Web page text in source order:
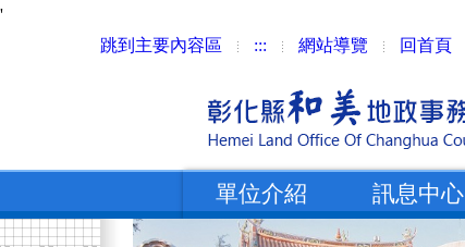
'
跳到主要內容區
::: 網站導覽 回首頁
單位介紹 訊息中心